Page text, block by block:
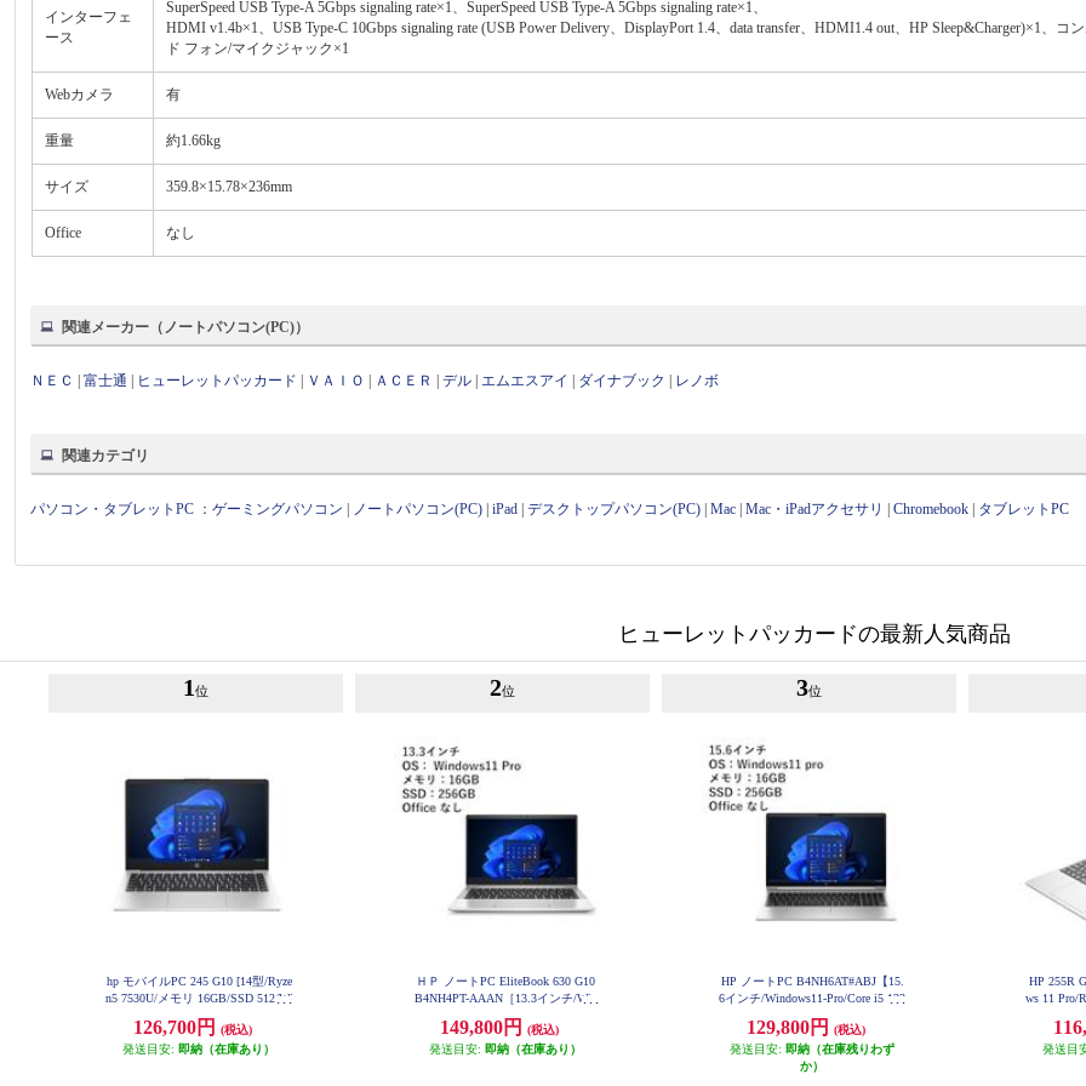
インターフェ
ース
SuperSpeed USB Type-A 5Gbps signaling rate×1、SuperSpeed USB Type-A 5Gbps signaling rate×1、
HDMI v1.4b×1、USB Type-C 10Gbps signaling rate (USB Power Delivery、DisplayPort 1.4、data transfer、HDMI1.4 out、HP Sleep&Charger)×1、コ
ド フォン/マイクジャック×1
Webカメラ 有
重量 約1.66kg
サイズ 359.8×15.78×236mm
Office なし
関連メーカー（ノートパソコン(PC)）
ＮＥＣ |富士通 ヒューレットパッカード ＶＡＩＯ ＡＣＥＲ |デル エムエスアイ ダイナブック レノボ
関連カテゴリ
パソコン・タブレットPC ：ゲーミングパソコン ノートパソコン(PC) |iPad |デスクトップパソコン(PC) |Mac |Mac・iPadアクセサリ |Chromebook タブレットPC
ヒューレットパッカードの最新人気商品
1 位
hp モバイルPC 245 G10 [14型/Ryze
n5 7530U/メモリ 16GB/SSD 512/Wi
126,700円
(税込)
発送目安: 即納（在庫あり）
2位
ＨＰ ノートPC EliteBook 630 G10
B4NH4PT-AAAN［13.3インチ/Win
GB/256GB(SSD)/Microsoft Officeな
し］ B4NH4PT-AAAN
149,800円
(税込)
発送目安: 即納（在庫あり）
3位
HP ノートPC B4NH6AT#ABJ【15.
6インチ/Windows11-Pro/Core i5 133
soft Officeなし】 B4NH6ATABJ
129,800円
(税込)
発送目安: 即納（在庫残りわず
か）
HP 255R
ws 11 Pro/
発送目